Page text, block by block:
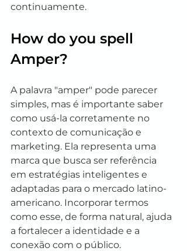
continuamente.
How do you spell
Amper?
A palavra "amper" pode parecer
simples, mas é importante saber
como usá-la corretamente no
contexto de comunicação e
marketing. Ela representa uma
marca que busca ser referência
em estratégias inteligentes e
adaptadas para o mercado latino-
americano. Incorporar termos
como esse, de forma natural, ajuda
a fortalecer a identidade e a
conexão com o público.